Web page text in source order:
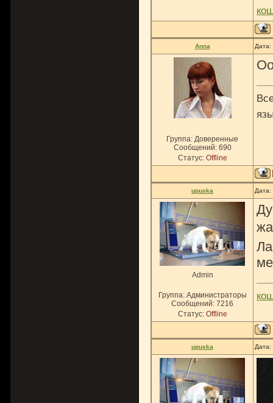
Anna Дата:
Группа: Доверенные
Сообщений: 690
Статус: Offline
upuska Дата:
Admin
Группа: Администраторы
Сообщений: 7216
Статус: Offline
upuska